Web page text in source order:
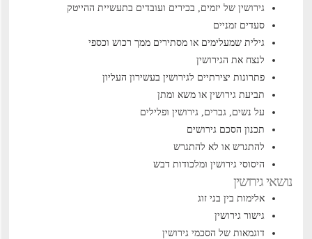
גירושין של יזמים, בכירים ועובדים בתעשיית ההייטק
סעדים זמניים
גילית שמעלימים או מסתירים ממך רכוש וכספי
לנצח את הגירושין
פתרונות יצירתיים לגירושין בעשירון העליון
תביעת גירושין או משא ומתן
על נשים, גברים, גירושין ופלילים
תכנון הסכם גירושים
להתגרש או לא להתגרש
היסוסי גירושין ומלכודות דבש
נושאי גירושין
אלימות בין בני זוג
גישור גירושין
דוגמאות של הסכמי גירושין